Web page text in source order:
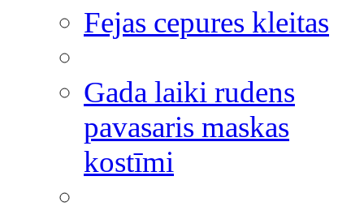
Fejas cepures kleitas
Gada laiki rudens
pavasaris maskas
kostīmi